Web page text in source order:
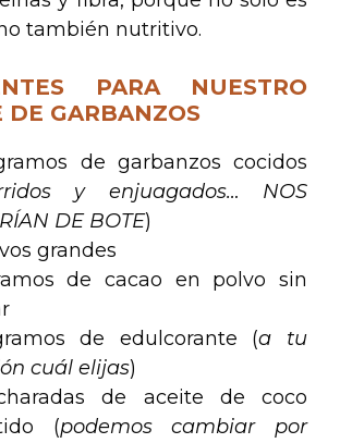
también nutritivo.
PARA NUESTRO
DE GARBANZOS
de garbanzos cocidos
y enjuagados… NOS
DE BOTE)
grandes
de cacao en polvo sin
de edulcorante (a tu
cuál elijas)
de aceite de coco
(podemos cambiar por